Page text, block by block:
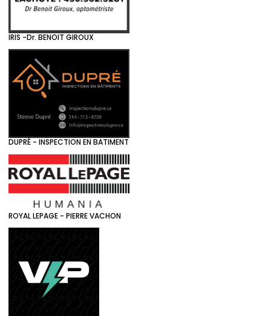
IRIS -Dr. BENOIT GIROUX
DUPRÉ - INSPECTION EN BATIMENT
ROYAL LEPAGE - PIERRE VACHON